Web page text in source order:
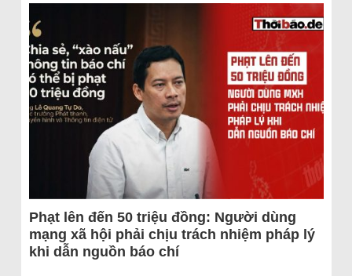
Phạt lên đến 50 triệu đồng: Người dùng
mạng xã hội phải chịu trách nhiệm pháp lý
khi dẫn nguồn báo chí